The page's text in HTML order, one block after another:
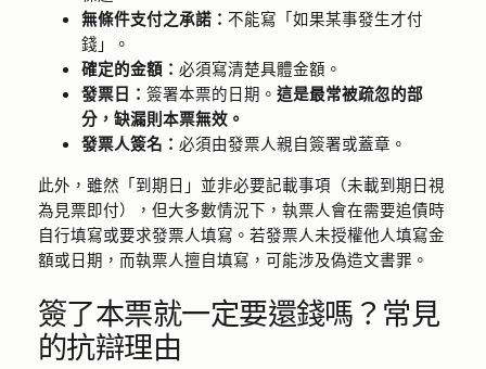
無條件支付之承諾： 不能寫「如果某事發生才付
錢」。
確定的金額： 必須寫清楚具體金額。
發票日： 簽署本票的日期。 這是最常被疏忽的部
分，缺漏則本票無效。
發票人簽名： 必須由發票人親自簽署或蓋章。
此外，雖然「到期日」並非必要記載事項（未載到期日視
為見票即付），但大多數情況下，執票人會在需要追債時
自行填寫或要求發票人填寫。若發票人未授權他人填寫金
額或日期，而執票人擅自填寫，可能涉及偽造文書罪。
簽了本票就一定要還錢嗎？常見
的抗辯理由